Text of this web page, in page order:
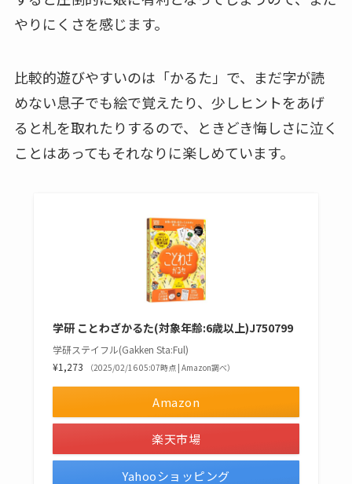
やりにくさを感じます。
比較的遊びやすいのは「かるた」で、まだ字が読
めない息子でも絵で覚えたり、少しヒントをあげ
ると札を取れたりするので、ときどき悔しさに泣く
ことはあってもそれなりに楽しめています。
学研 ことわざかるた(対象年齢:6歳以上)J750799
学研ステイフル(Gakken Sta:Ful)
¥1,273
（2025/02/16 05:07時点 | Amazon調べ）
Amazon
楽天市場
Yahooショッピング